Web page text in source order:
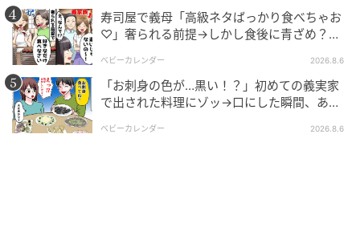
寿司屋で義母「高級ネタばっかり食べちゃお
♡」奢られる前提→しかし食後に青ざめ？通
ベビーカレンダー 2026.8.6
「お刺身の色が…黒い！？」初めての義実家
で出された料理にゾッ→口にした瞬間、あ
ベビーカレンダー 2026.8.6